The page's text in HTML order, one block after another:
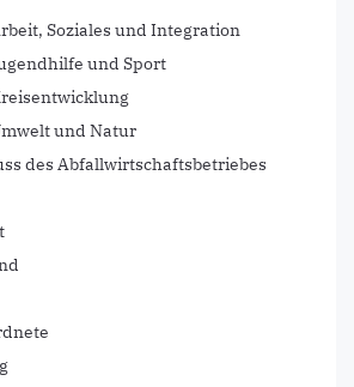
Soziales und Integration
und Sport
und Natur
des Abfallwirtschaftsbetriebes